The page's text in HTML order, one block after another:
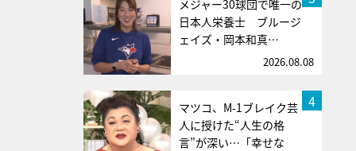
メジャー30球団で唯一の
日本人栄養士 ブルージ
ェイズ・岡本和真…
2026.08.08
4
マツコ、M-1ブレイク芸
人に授けた“人生の格
言”が深い…「幸せな